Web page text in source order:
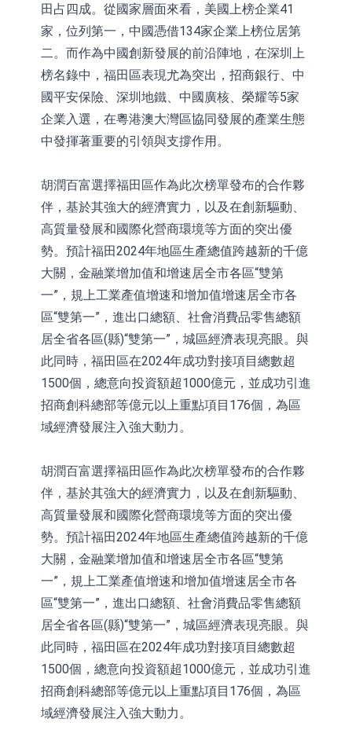
田占四成。從國家層面來看，美國上榜企業41
家，位列第一，中國憑借134家企業上榜位居第
二。而作為中國創新發展的前沿陣地，在深圳上
榜名錄中，福田區表現尤為突出，招商銀行、中
國平安保險、深圳地鐵、中國廣核、榮耀等5家
企業入選，在粵港澳大灣區協同發展的產業生態
中發揮著重要的引領與支撐作用。
胡潤百富選擇福田區作為此次榜單發布的合作夥
伴，基於其強大的經濟實力，以及在創新驅動、
高質量發展和國際化營商環境等方面的突出優
勢。預計福田2024年地區生產總值跨越新的千億
大關，金融業增加值和增速居全市各區“雙第
一”，規上工業產值增速和增加值增速居全市各
區“雙第一”，進出口總額、社會消費品零售總額
居全省各區(縣)“雙第一”，城區經濟表現亮眼。與
此同時，福田區在2024年成功對接項目總數超
1500個，總意向投資額超1000億元，並成功引進
招商創科總部等億元以上重點項目176個，為區
域經濟發展注入強大動力。
胡潤百富選擇福田區作為此次榜單發布的合作夥
伴，基於其強大的經濟實力，以及在創新驅動、
高質量發展和國際化營商環境等方面的突出優
勢。預計福田2024年地區生產總值跨越新的千億
大關，金融業增加值和增速居全市各區“雙第
一”，規上工業產值增速和增加值增速居全市各
區“雙第一”，進出口總額、社會消費品零售總額
居全省各區(縣)“雙第一”，城區經濟表現亮眼。與
此同時，福田區在2024年成功對接項目總數超
1500個，總意向投資額超1000億元，並成功引進
招商創科總部等億元以上重點項目176個，為區
域經濟發展注入強大動力。